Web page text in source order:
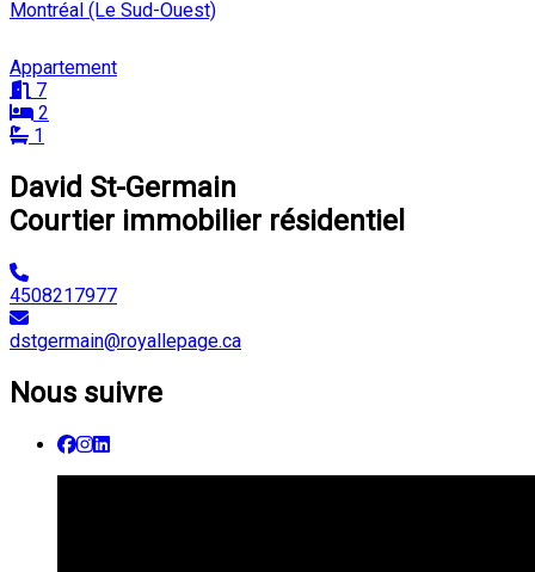
Montréal (Le Sud-Ouest)
Appartement
7
2
1
David St-Germain
Courtier immobilier résidentiel
4508217977
dstgermain@royallepage.ca
Nous suivre